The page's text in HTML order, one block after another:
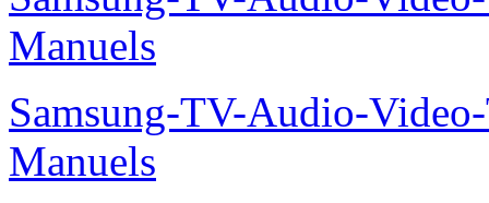
Manuels
Samsung-TV-Audio-
Manuels